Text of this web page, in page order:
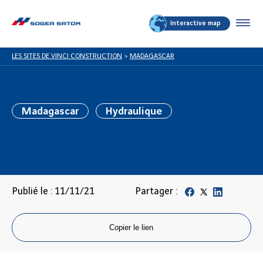
Interactive map
LES SITES DE VINCI CONSTRUCTION > MADAGASCAR
Madagascar Hydraulique
Publié le : 11/11/21 Partager :
Copier le lien